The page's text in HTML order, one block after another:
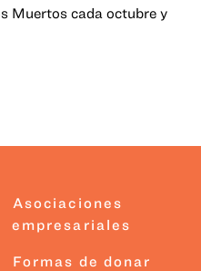
Muertos cada octubre y
Asociaciones
empresariales
Formas de donar